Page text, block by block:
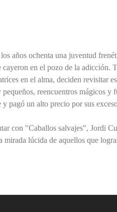
años ochenta una juventud
cayeron en el pozo de la adicción.
en el alma, deciden revisitar
reencuentros mágicos
pagó un alto precio por sus
con "Caballos salvajes", Jordi
mirada lúcida de aquellos que